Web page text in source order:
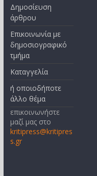
Δημοσίευση
άρθρου
Επικοινωνία με
δημοσιογραφικό
τμήμα
Καταγγελία
ή οποιοδήποτε
άλλο θέμα
επικοινωνήστε
μαζί μας στο
kritipress@kritipres
s.gr